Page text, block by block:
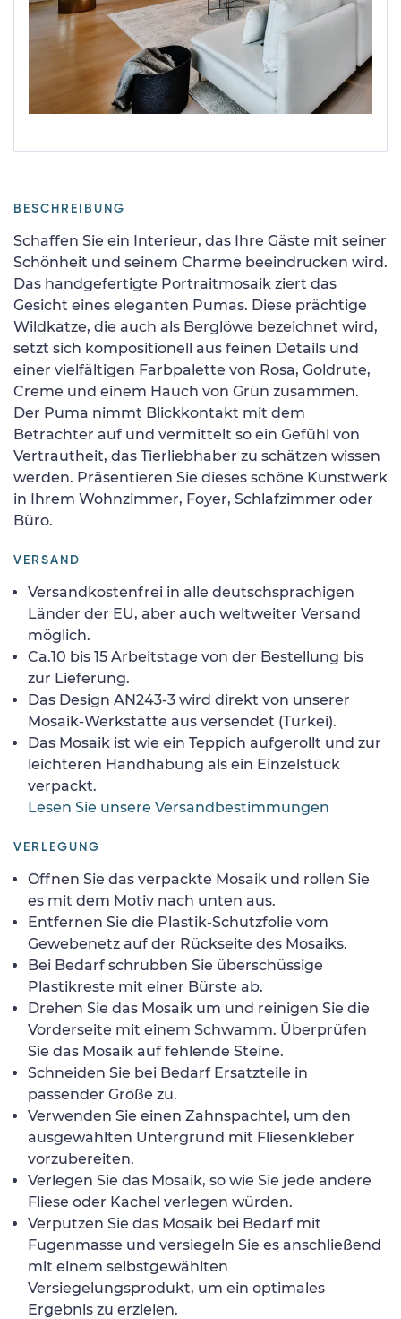
BESCHREIBUNG
Schaffen Sie ein Interieur, das Ihre Gäste mit seiner
Schönheit und seinem Charme beeindrucken wird.
Das handgefertigte Portraitmosaik ziert das
Gesicht eines eleganten Pumas. Diese prächtige
Wildkatze, die auch als Berglöwe bezeichnet wird,
setzt sich kompositionell aus feinen Details und
einer vielfältigen Farbpalette von Rosa, Goldrute,
Creme und einem Hauch von Grün zusammen.
Der Puma nimmt Blickkontakt mit dem
Betrachter auf und vermittelt so ein Gefühl von
Vertrautheit, das Tierliebhaber zu schätzen wissen
werden. Präsentieren Sie dieses schöne Kunstwerk
in Ihrem Wohnzimmer, Foyer, Schlafzimmer oder
Büro.
VERSAND
Versandkostenfrei in alle deutschsprachigen
Länder der EU, aber auch weltweiter Versand
möglich.
Ca.10 bis 15 Arbeitstage von der Bestellung bis
zur Lieferung.
Das Design AN243-3 wird direkt von unserer
Mosaik-Werkstätte aus versendet (Türkei).
Das Mosaik ist wie ein Teppich aufgerollt und zur
leichteren Handhabung als ein Einzelstück
verpackt.
Lesen Sie unsere Versandbestimmungen
VERLEGUNG
Öffnen Sie das verpackte Mosaik und rollen Sie
es mit dem Motiv nach unten aus.
Entfernen Sie die Plastik-Schutzfolie vom
Gewebenetz auf der Rückseite des Mosaiks.
Bei Bedarf schrubben Sie überschüssige
Plastikreste mit einer Bürste ab.
Drehen Sie das Mosaik um und reinigen Sie die
Vorderseite mit einem Schwamm. Überprüfen
Sie das Mosaik auf fehlende Steine.
Schneiden Sie bei Bedarf Ersatzteile in
passender Größe zu.
Verwenden Sie einen Zahnspachtel, um den
ausgewählten Untergrund mit Fliesenkleber
vorzubereiten.
Verlegen Sie das Mosaik, so wie Sie jede andere
Fliese oder Kachel verlegen würden.
Verputzen Sie das Mosaik bei Bedarf mit
Fugenmasse und versiegeln Sie es anschließend
mit einem selbstgewählten
Versiegelungsprodukt, um ein optimales
Ergebnis zu erzielen.